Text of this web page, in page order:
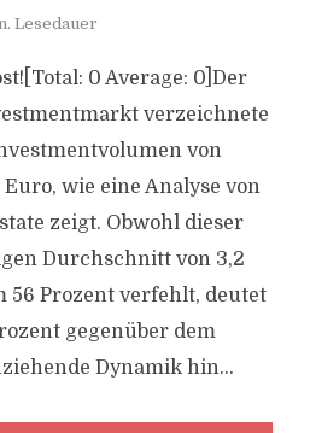
Lesedauer
0 Average: 0]Der
verzeichnete
von
wie eine Analyse von
zeigt. Obwohl dieser
Durchschnitt von 3,2
56 Prozent verfehlt, deutet
gegenüber dem
Dynamik hin...